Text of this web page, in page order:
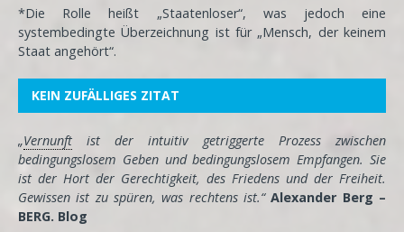
*Die Rolle heißt „Staatenloser“, was jedoch eine
systembedingte Überzeichnung ist für „Mensch, der keinem
Staat angehört“.
KEIN ZUFÄLLIGES ZITAT
„Vernunft ist der intuitiv getriggerte Prozess zwischen
bedingungslosem Geben und bedingungslosem Empfangen. Sie
ist der Hort der Gerechtigkeit, des Friedens und der Freiheit.
Gewissen ist zu spüren, was rechtens ist.“Alexander Berg –
BERG. Blog